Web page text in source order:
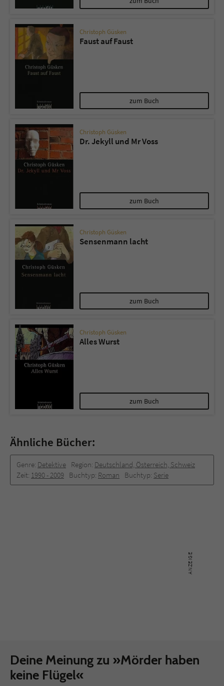
Christoph Güsken
Faust auf Faust
zum Buch
Christoph Güsken
Dr. Jekyll und Mr Voss
zum Buch
Christoph Güsken
Sensenmann lacht
zum Buch
Christoph Güsken
Alles Wurst
zum Buch
Ähnliche Bücher:
Genre: Detektive Region: Deutschland, Österreich, Schweiz
Zeit: 1990 -­ 2009 Buchtyp: Roman Buchtyp: Serie
Deine Meinung zu »Mörder haben
keine Flügel«